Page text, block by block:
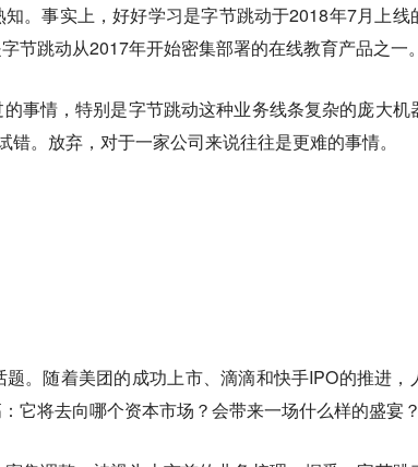
。事实上，好好学习是字节跳动于2018年7月上线
节跳动从2017年开始密集部署的在线教育产品之一。
事情，特别是字节跳动这种业务线条复杂的庞大机
错。放弃，对于一家公司来说往往是更难的事情。
。随着美团的成功上市、滴滴和快手IPO的推进，
它将去向哪个资本市场？会带来一场什么样的盛宴？